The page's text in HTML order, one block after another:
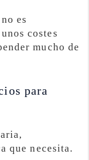
es
costes
mucho de
para
que necesita.